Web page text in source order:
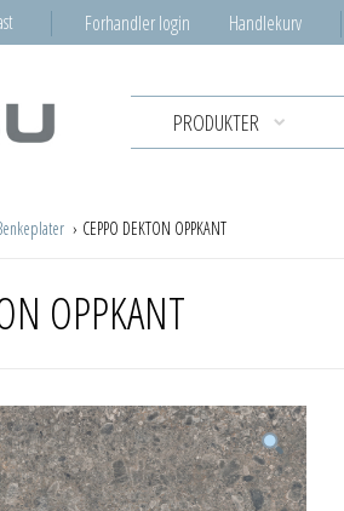
Forhandler login Handlekurv
PRODUKTER
CEPPO DEKTON OPPKANT
OPPKANT